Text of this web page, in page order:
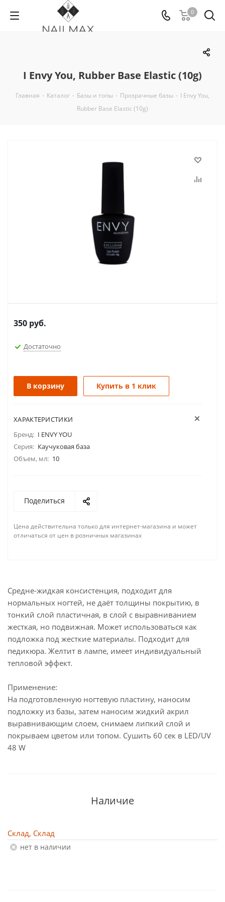
0
I Envy You, Rubber Base Elastic (10g)
Главная - Каталог - Базы и топы - Прозрачные базы - I Envy You,
Rubber Base Elastic (10g)
350 руб.
Достаточно
В корзину Купить в 1 клик
ХАРАКТЕРИСТИКИ
Бренд: I ENVY YOU
Серия: Каучуковая база
Объем, мл: 10
Поделиться
Цена действительна только для интернет-магазина и может
отличаться от цен в розничных магазинах
Средне-жидкая консистенция, подходит для
нормальных ногтей, не даёт толщины покрытию, в
тонкий слой пластичная, в слой с выравниванием
жесткая, но подвижная. Может использоваться как
подложка под жесткие материалы. Подходит для
педикюра. Желтит в лампе, имеет индивидуальный
тепловой эффект.
Применение:
На подготовленную ногтевую пластину, наносим
подложку из базы, затем наносим жидкий акрил
выравнивающим слоем, снимаем липкий слой и
покрываем цветом или топом. Сушить 60 сек в LED/UV
48 W
Наличие
Склад, Склад
Нет в наличии